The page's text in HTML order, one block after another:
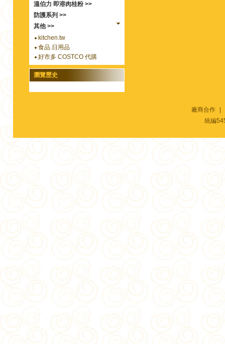
溫伯力 即溶肉桂粉 >>
防護系列 >>
其他 >>
kitchen.tw
食品.日用品
好市多 COSTCO 代購
瀏覽歷史
廠商合作
統編